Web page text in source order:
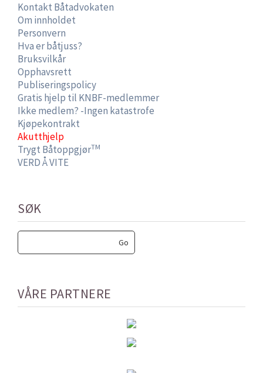
Kontakt Båtadvokaten
Om innholdet
Personvern
Hva er båtjuss?
Bruksvilkår
Opphavsrett
Publiseringspolicy
Gratis hjelp til KNBF-medlemmer
Ikke medlem? -Ingen katastrofe
Kjøpekontrakt
Akutthjelp
Trygt BåtoppgjørTM
VERD Å VITE
SØK
VÅRE PARTNERE